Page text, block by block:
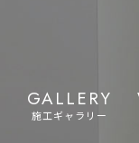
GALLERY
施工ギャラリー